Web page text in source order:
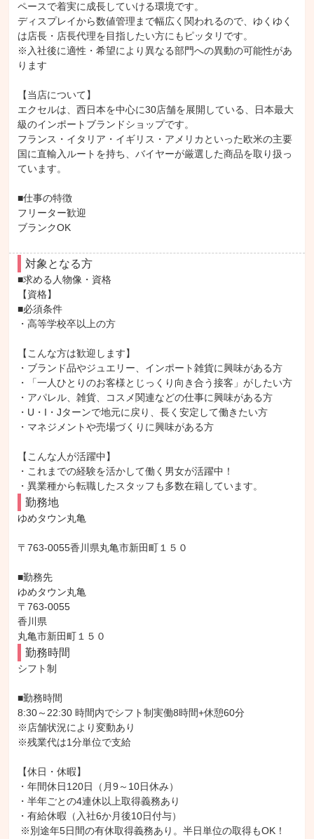
ペースで着実に成長していける環境です。
ディスプレイから数値管理まで幅広く関われるので、ゆくゆく
は店長・店長代理を目指したい方にもピッタリです。
※入社後に適性・希望により異なる部門への異動の可能性があ
ります
【当店について】
エクセルは、西日本を中心に30店舗を展開している、日本最大
級のインポートブランドショップです。
フランス・イタリア・イギリス・アメリカといった欧米の主要
国に直輸入ルートを持ち、バイヤーが厳選した商品を取り扱っ
ています。
■仕事の特徴
フリーター歓迎
ブランクOK
対象となる方
■求める人物像・資格
【資格】
■必須条件
・高等学校卒以上の方
【こんな方は歓迎します】
・ブランド品やジュエリー、インポート雑貨に興味がある方
・「一人ひとりのお客様とじっくり向き合う接客」がしたい方
・アパレル、雑貨、コスメ関連などの仕事に興味がある方
・U・I・Jターンで地元に戻り、長く安定して働きたい方
・マネジメントや売場づくりに興味がある方
【こんな人が活躍中】
・これまでの経験を活かして働く男女が活躍中！
・異業種から転職したスタッフも多数在籍しています。
勤務地
ゆめタウン丸亀
〒763-0055香川県丸亀市新田町１５０
■勤務先
ゆめタウン丸亀
〒763-0055
香川県
丸亀市新田町１５０
勤務時間
シフト制
■勤務時間
8:30～22:30 時間内でシフト制実働8時間+休憩60分
※店舗状況により変動あり
※残業代は1分単位で支給
【休日・休暇】
・年間休日120日（月9～10日休み）
・半年ごとの4連休以上取得義務あり
・有給休暇（入社6か月後10日付与）